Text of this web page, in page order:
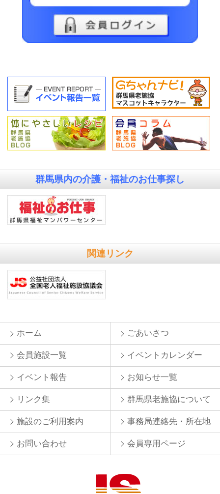
群馬県内の介護・福祉のお仕事探し
関連リンク
ホーム ごあいさつ
会員施設一覧 イベントカレンダー
イベント報告 お知らせ一覧
リンク集 群馬県老施協について
施設のご利用案内 事務局連絡先・所在地
お問い合わせ 会員専用ページ